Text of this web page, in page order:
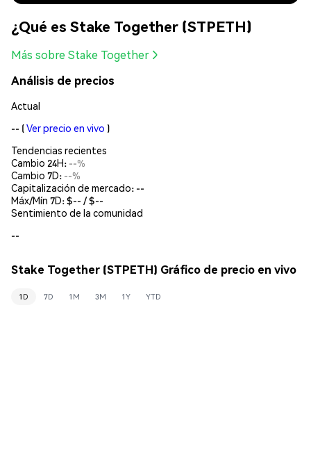
¿Qué es Stake Together (STPETH)
Más sobre Stake Together
Análisis de precios
Actual
-- (Ver precio en vivo )
Tendencias recientes
Cambio 24H: --%
Cambio 7D: --%
Capitalización de mercado: --
Máx/Mín 7D: $-- / $--
Sentimiento de la comunidad
--
Stake Together (STPETH) Gráfico de precio en vivo
1D 7D 1M 3M 1Y YTD